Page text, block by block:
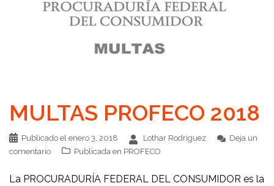
MULTAS PROFECO 2018
Publicado el enero 3, 2018 Lothar Rodriguez
Deja un
comentario
Publicada en PROFECO
La PROCURADURÍA FEDERAL DEL CONSUMIDOR es la